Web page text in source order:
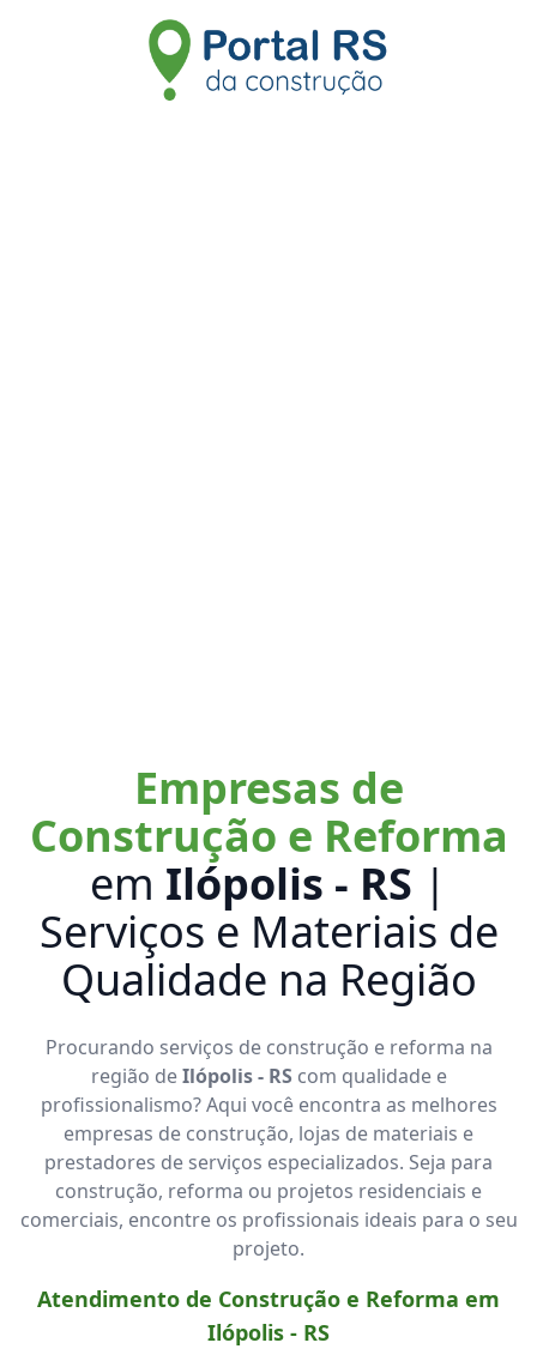
Empresas de
Construção e Reforma
em Ilópolis - RS |
Serviços e Materiais de
Qualidade na Região
Procurando serviços de construção e reforma na
região deIlópolis - RS com qualidade e
profissionalismo? Aqui você encontra as melhores
empresas de construção, lojas de materiais e
prestadores de serviços especializados. Seja para
construção, reforma ou projetos residenciais e
comerciais, encontre os profissionais ideais para o seu
projeto.
Atendimento de Construção e Reforma em
Ilópolis - RS